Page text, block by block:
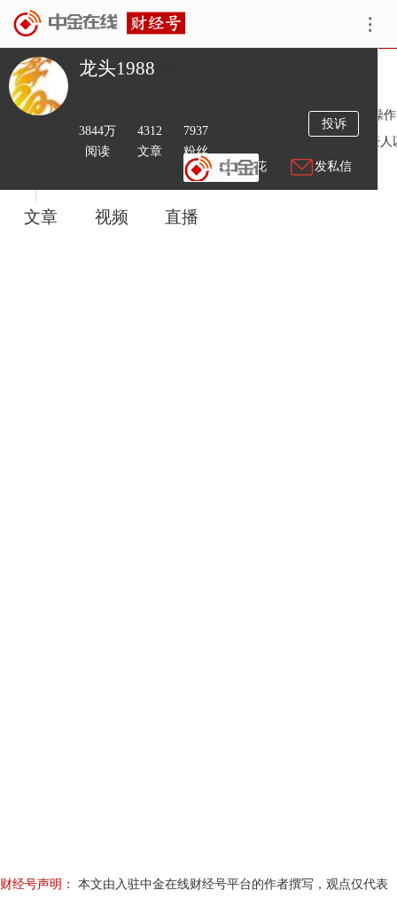
文章 视频 直播
龙头1988
投诉
3844万
阅读
送鲜花
4312
文章
发私信
7937
粉丝
简介
荣获多次炒股赛冠亚军 就职过国泰君安操盘手 擅长：短线操
格：“快 准 狠” 以丰富自身技术为核心 以盈利结果为导向 授
财经号声明：
本文由入驻中金在线财经号平台的作者撰写，观点仅代表